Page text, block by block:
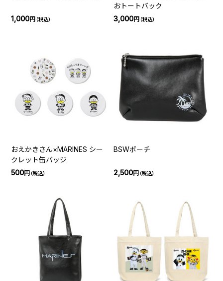
1,000円（税込）
おトートバック
3,000円（税込）
おえかきさん×MARINES シー
クレット缶バッジ
500円（税込）
BSWポーチ
2,500円（税込）